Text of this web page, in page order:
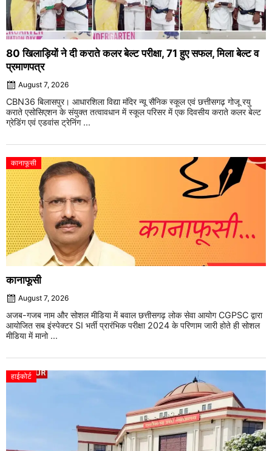
80 खिलाड़ियों ने दी कराते कलर बेल्ट परीक्षा, 71 हुए सफल, मिला बेल्ट व
प्रमाणपत्र
August 7, 2026
CBN36 बिलासपुर। आधारशिला विद्या मंदिर न्यू सैनिक स्कूल एवं छत्तीसगढ़ गोजू रयु
कराते एसोसिएशन के संयुक्त तत्वावधान में स्कूल परिसर में एक दिवसीय कराते कलर बेल्ट
ग्रेडिंग एवं एडवांस ट्रेनिंग ...
कानाफूसी
कानाफूसी
August 7, 2026
अजब-गजब नाम और सोशल मीडिया में बवाल छत्तीसगढ़ लोक सेवा आयोग CGPSC द्वारा
आयोजित सब इंस्पेक्टर SI भर्ती प्रारंभिक परीक्षा 2024 के परिणाम जारी होते ही सोशल
मीडिया में मानो ...
हाईकोर्ट